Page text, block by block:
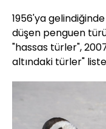
1956'ya
düşen penguen
"hassas türler",
altındaki türler"